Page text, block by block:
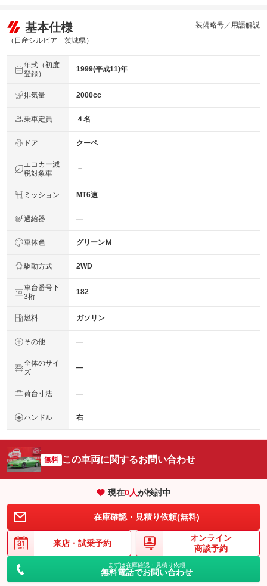
基本仕様
（日産シルビア 茨城県）
装備略号／用語解説
年式（初度
登録）
1999(平成11)年
排気量 2000cc
乗車定員 ４名
ドア クーペ
エコカー減
税対象車
－
ミッション MT6速
過給器 ―
車体色 グリーンＭ
駆動方式 2WD
車台番号下
3桁
182
燃料 ガソリン
その他 ―
全体のサイ
ズ
―
荷台寸法 ―
ハンドル 右
無料 この車両に関するお問い合わせ
現在0人が検討中
在庫確認・見積り依頼(無料)
来店・ 試乗予約
オンライン
商談予約
まずは在庫確認・見積り依頼
無料電話でお問い合わせ